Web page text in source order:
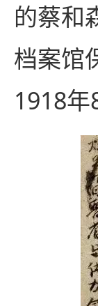
的蔡和
档案馆
1918